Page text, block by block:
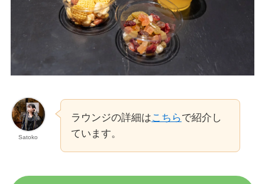
Satoko
ラウンジの詳細はこちらで紹介し
ています。